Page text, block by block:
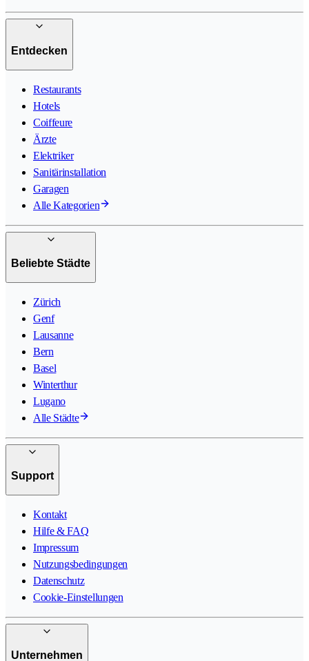
Entdecken
Restaurants
Hotels
Coiffeure
Ärzte
Elektriker
Sanitärinstallation
Garagen
Alle Kategorien
Beliebte Städte
Zürich
Genf
Lausanne
Bern
Basel
Winterthur
Lugano
Alle Städte
Support
Kontakt
Hilfe & FAQ
Impressum
Nutzungsbedingungen
Datenschutz
Cookie-Einstellungen
Unternehmen